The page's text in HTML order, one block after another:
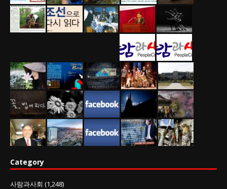
Category
사람과사회 (1,248)